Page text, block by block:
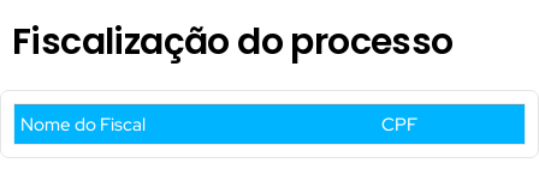
Fiscalização do processo
Nome do Fiscal CPF